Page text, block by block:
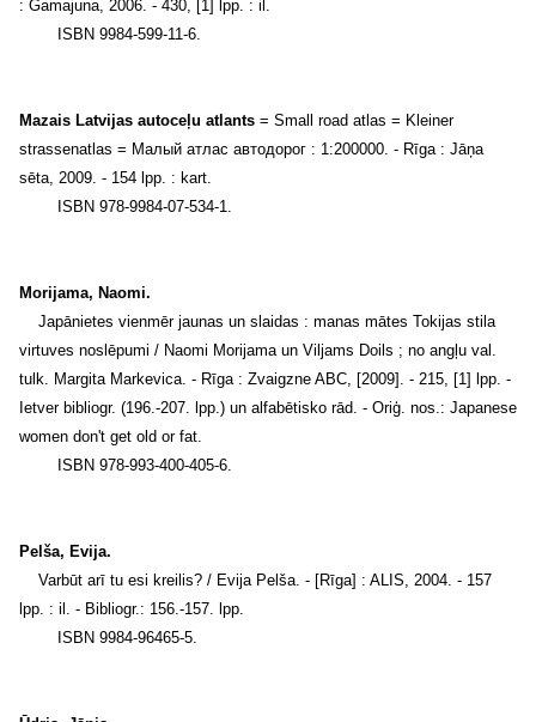
: Gamajuna, 2006. - 430, [1] lpp. : il.
ISBN 9984-599-11-6.
Mazais Latvijas autoceļu atlants = Small road atlas = Kleiner
strassenatlas = Малый атлас автодорог : 1:200000. - Rīga : Jāņa
sēta, 2009. - 154 lpp. : kart.
ISBN 978-9984-07-534-1.
Morijama, Naomi.
Japānietes vienmēr jaunas un slaidas : manas mātes Tokijas stila
virtuves noslēpumi / Naomi Morijama un Viljams Doils ; no angļu val.
tulk. Margita Markevica. - Rīga : Zvaigzne ABC, [2009]. - 215, [1] lpp. -
Ietver bibliogr. (196.-207. lpp.) un alfabētisko rād. - Oriģ. nos.: Japanese
women don't get old or fat.
ISBN 978-993-400-405-6.
Pelša, Evija.
Varbūt arī tu esi kreilis? / Evija Pelša. - [Rīga] : ALIS, 2004. - 157
lpp. : il. - Bibliogr.: 156.-157. lpp.
ISBN 9984-96465-5.